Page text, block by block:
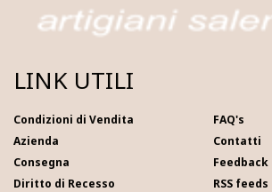
LINK UTILI
Condizioni di Vendita
Azienda
Consegna
Diritto di Recesso
FAQ's
Contatti
Feedback
RSS feeds